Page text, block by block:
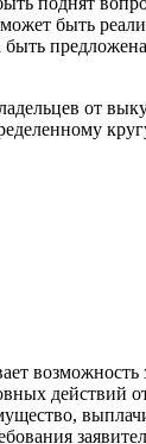
быть
от
возможность
действий